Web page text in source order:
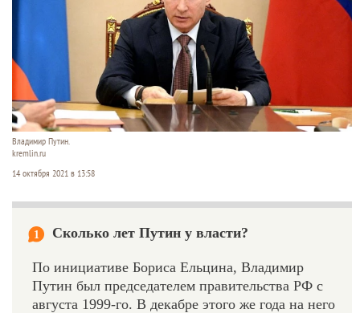
Владимир Путин.
kremlin.ru
14 октября 2021 в 13:58
1 Сколько лет Путин у власти?
По инициативе Бориса Ельцина, Владимир
Путин был председателем правительства РФ с
августа 1999-го. В декабре этого же года на него